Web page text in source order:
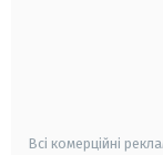
Всі комерційні